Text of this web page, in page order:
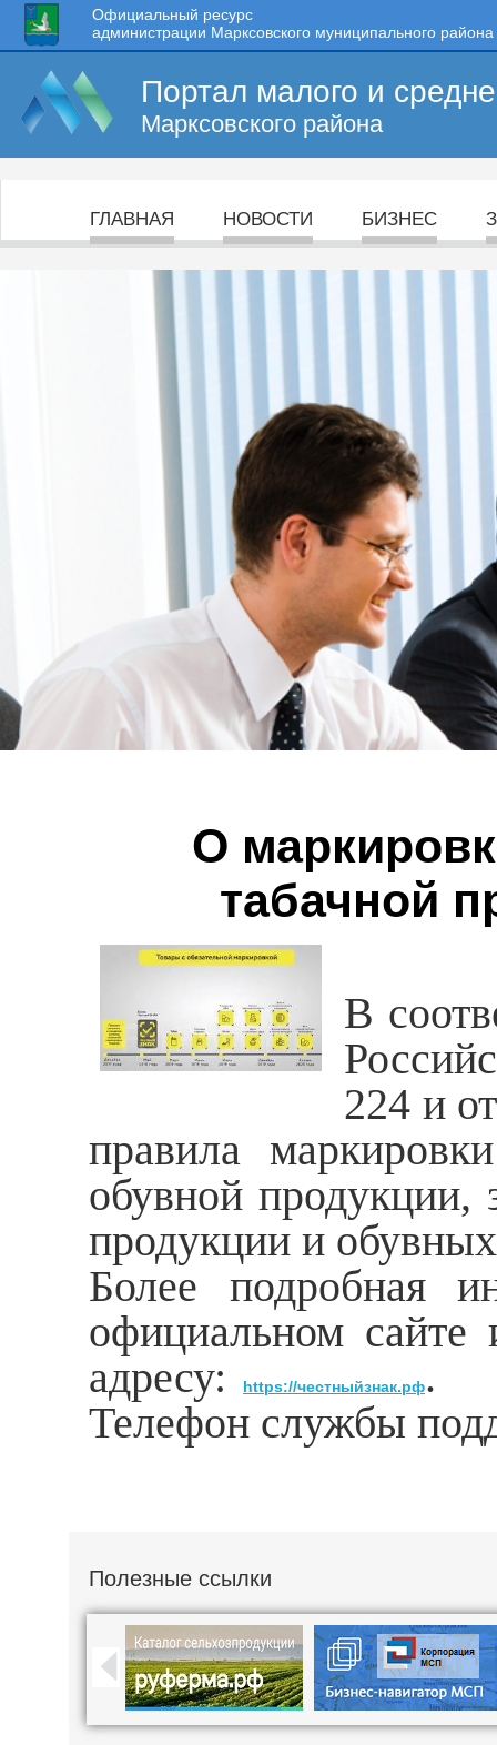
Официальный ресурс
администрации Марксовского муниципального района
Портал малого и
Марксовского района
ГЛАВНАЯ НОВОСТИ БИЗНЕС
О
табачной
В
224 и
правила
обувной продукции,
продукции и
Более подробная
официальном
адресу:
https://честныйзнак.рф.
Телефон службы
Полезные ссылки